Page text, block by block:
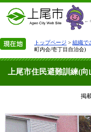
トップページ > 組織で
町内会/壱丁目自治会)
上尾市住民避難訓練(
掲